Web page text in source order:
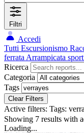
Filtri
Accedi
Tutti Escursionismo
ferrata Arrampicata
Ricerca
Categoria
Tags
Clear Filters
Active filters: Tags:
Showing 7 results with
Loading...